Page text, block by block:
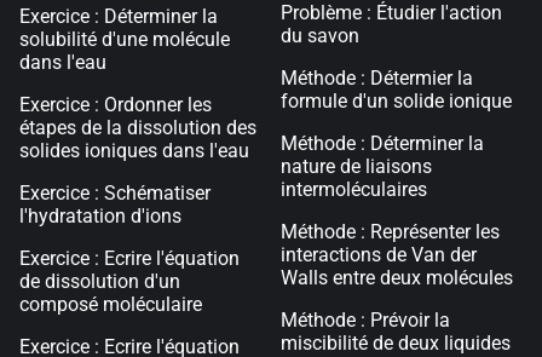
Exercice : Déterminer la
solubilité d'une molécule
dans l'eau
Exercice : Ordonner les
étapes de la dissolution des
solides ioniques dans l'eau
Exercice : Schématiser
l'hydratation d'ions
Exercice : Ecrire l'équation
de dissolution d'un
composé moléculaire
Exercice : Ecrire l'équation
Problème : Étudier l'action
du savon
Méthode : Détermier la
formule d'un solide ionique
Méthode : Déterminer la
nature de liaisons
intermoléculaires
Méthode : Représenter les
interactions de Van der
Walls entre deux molécules
Méthode : Prévoir la
miscibilité de deux liquides